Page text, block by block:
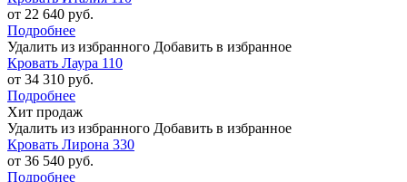
от 22 640 руб.
Подробнее
Удалить из избранного Добавить в избранное
Кровать Лаура 110
от 34 310 руб.
Подробнее
Хит продаж
Удалить из избранного Добавить в избранное
Кровать Лирона 330
от 36 540 руб.
Подробнее